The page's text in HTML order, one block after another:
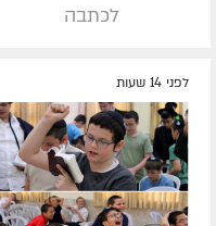
לכתבה
לפני 14 שעות